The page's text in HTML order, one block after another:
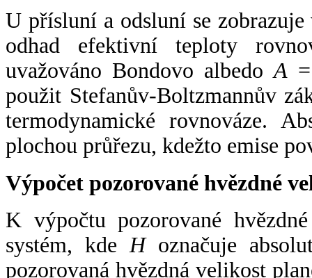
U přísluní a odsluní se
odhad efektivní teploty
uvažováno Bondovo albedoA
použit Stefanův-Boltzmannův
termodynamické rovnováze.
plochou průřezu, kdežto emise
Výpočet pozorované hvězdné
K výpočtu pozorované
systém, kde Hoznačuje
pozorovaná hvězdná velikost